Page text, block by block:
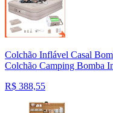
Colchão Inflável Casal
Colchão Camping Bomba
R$ 388,55